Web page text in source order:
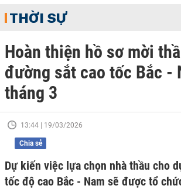
THỜI SỰ
Hoàn thiện hồ sơ mời
đường sắt cao tốc Bắc -
tháng 3
13:44 | 19/03/2026
Chia sẻ
Dự kiến việc lựa chọn nhà thầu cho
tốc độ cao Bắc - Nam sẽ được tổ